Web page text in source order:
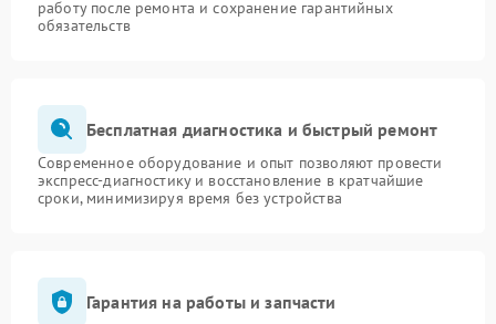
работу после ремонта и сохранение гарантийных
обязательств
Бесплатная диагностика и быстрый ремонт
Современное оборудование и опыт позволяют провести
экспресс-диагностику и восстановление в кратчайшие
сроки, минимизируя время без устройства
Гарантия на работы и запчасти